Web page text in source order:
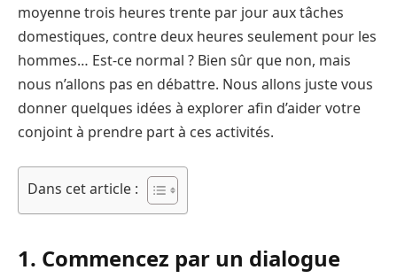
moyenne trois heures trente par jour aux tâches
domestiques, contre deux heures seulement pour les
hommes… Est-ce normal ? Bien sûr que non, mais
nous n’allons pas en débattre. Nous allons juste vous
donner quelques idées à explorer afin d’aider votre
conjoint à prendre part à ces activités.
Dans cet article :
1. Commencez par un dialogue